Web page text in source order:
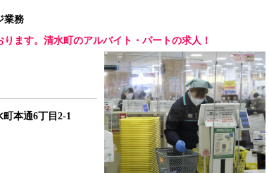
業務
ます。清水町のアルバイト・パートの求人！
本通6丁目2-1